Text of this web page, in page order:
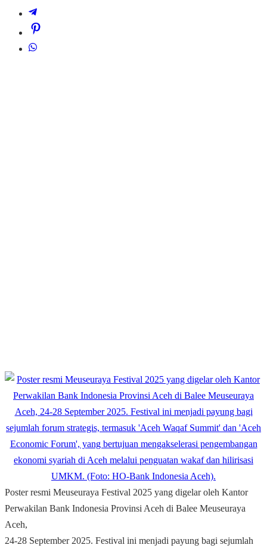
Poster resmi Meuseuraya Festival 2025 yang digelar oleh Kantor
Perwakilan Bank Indonesia Provinsi Aceh di Balee Meuseuraya
Aceh,
24-28 September 2025. Festival ini menjadi payung bagi sejumlah